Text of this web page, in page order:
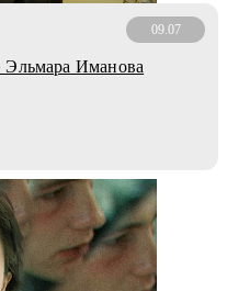
09.07
Эльмара Иманова